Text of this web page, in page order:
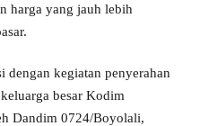
harga yang jauh lebih
dengan kegiatan penyerahan
besar Kodim
Dandim 0724/Boyolali,